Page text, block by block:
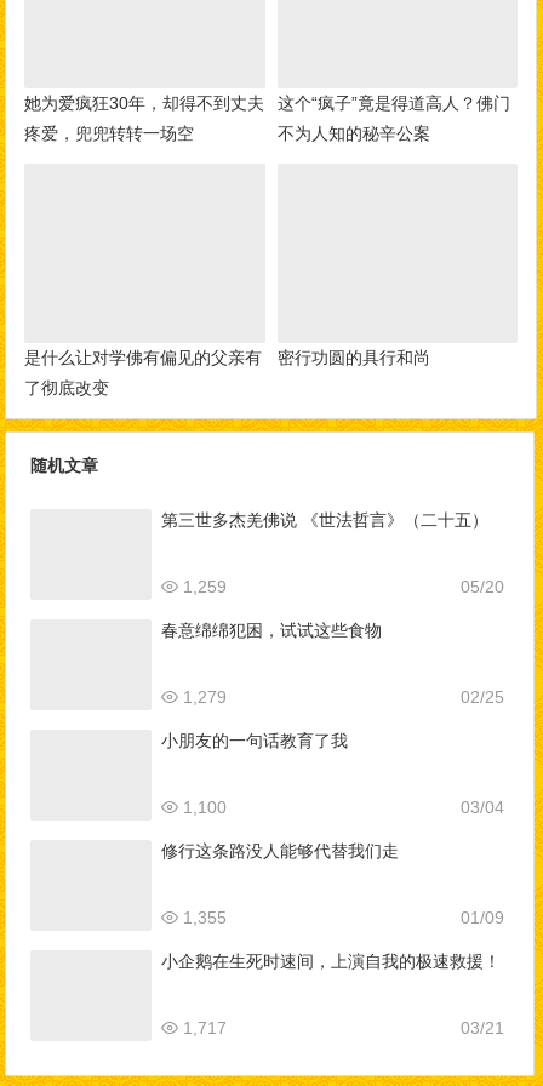
她为爱疯狂30年，却得不到丈夫
疼爱，兜兜转转一场空
这个“疯子”竟是得道高人？佛门
不为人知的秘辛公案
是什么让对学佛有偏见的父亲有
了彻底改变
密行功圆的具行和尚
随机文章
第三世多杰羌佛说 《世法哲言》（二十五）
05/20
1,259
春意绵绵犯困，试试这些食物
02/25
1,279
小朋友的一句话教育了我
03/04
1,100
修行这条路没人能够代替我们走
01/09
1,355
小企鹅在生死时速间，上演自我的极速救援！
03/21
1,717